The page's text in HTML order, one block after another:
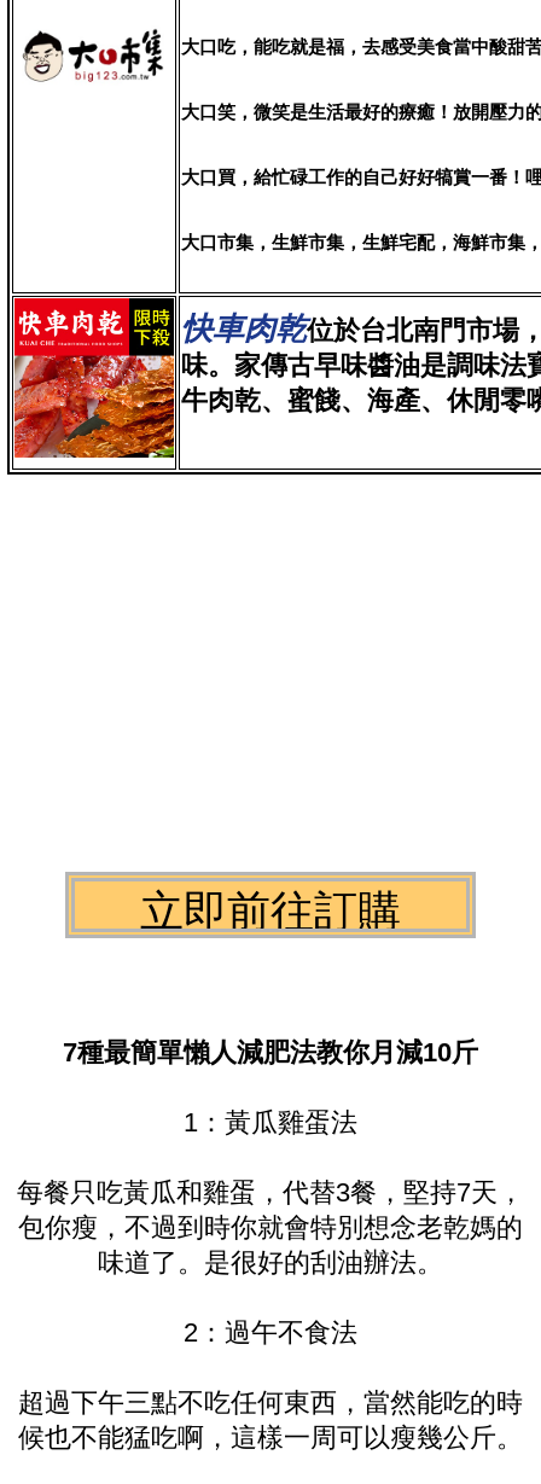
大口吃，能吃就是福，去感受美食當中酸甜
大口笑，微笑是生活最好的療癒！放開壓力
大口買，給忙碌工作的自己好好犒賞一番！
大口市集，生鮮市集，生鮮宅配，海鮮市集
快車肉乾位於台北南門市場
味。家傳古早味醬油是調味法
牛肉乾、蜜餞、海產、休閒零
7種最簡單懶人減肥法教你月減10斤
1：黃瓜雞蛋法
每餐只吃黃瓜和雞蛋，代替3餐，堅持7天，
包你瘦，不過到時你就會特別想念老乾媽的
味道了。是很好的刮油辦法。
2：過午不食法
超過下午三點不吃任何東西，當然能吃的時
候也不能猛吃啊，這樣一周可以瘦幾公斤。